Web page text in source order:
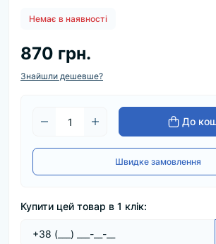
Немає в наявності
870 грн.
Знайшли дешевше?
До
Швидке замовлення
Купити цей товар в 1 клік: